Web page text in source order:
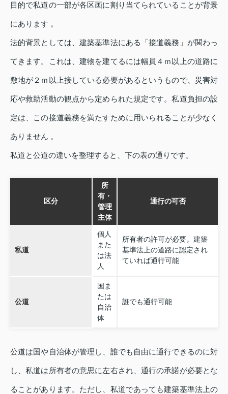
目的で私道の一部が各区画に割り当てられていることが背景
にあります 。
法的背景としては、建築基準法にある「接道義務」が関わっ
てきます。これは、建物を建てるには幅員４ｍ以上の道路に
敷地が２ｍ以上接している必要があるというもので、災害対
応や救助活動の観点から定められた規定です。私道負担の設
定は、この接道義務を満たすために用いられることが少なく
ありません 。
私道と公道の違いを整理すると、下の表の通りです。
区分
所
有・
管理
主体
通行の可否
私道
個人
また
は法
人
所有者の許可が必要。建築
基準法上の道路に認定され
ていれば通行可能
公道
国ま
たは
自治
体
誰でも通行可能
公道は国や自治体が管理し、誰でも自由に通行できるのに対
し、私道は所有者の意思に左右され、通行の承諾が必要とな
ることがあります。ただし、私道であっても建築基準法上の